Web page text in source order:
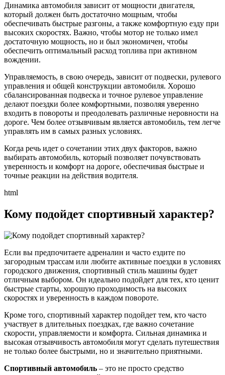
Динамика автомобиля зависит от мощности двигателя,
который должен быть достаточно мощным, чтобы
обеспечивать быстрые разгоны, а также комфортную езду при
высоких скоростях. Важно, чтобы мотор не только имел
достаточную мощность, но и был экономичен, чтобы
обеспечить оптимальный расход топлива при активном
вождении.
Управляемость, в свою очередь, зависит от подвески, рулевого
управления и общей конструкции автомобиля. Хорошо
сбалансированная подвеска и точное рулевое управление
делают поездки более комфортными, позволяя уверенно
входить в повороты и преодолевать различные неровности на
дороге. Чем более отзывчивым является автомобиль, тем легче
управлять им в самых разных условиях.
Когда речь идет о сочетании этих двух факторов, важно
выбирать автомобиль, который позволяет почувствовать
уверенность и комфорт на дороге, обеспечивая быстрые и
точные реакции на действия водителя.
html
Кому подойдет спортивный характер?
Если вы предпочитаете адреналин и часто ездите по
загородным трассам или любите активные поездки в условиях
городского движения, спортивный стиль машины будет
отличным выбором. Он идеально подойдет для тех, кто ценит
быстрые старты, хорошую проходимость на высоких
скоростях и уверенность в каждом повороте.
Кроме того, спортивный характер подойдет тем, кто часто
участвует в длительных поездках, где важно сочетание
скорости, управляемости и комфорта. Сильная динамика и
высокая отзывчивость автомобиля могут сделать путешествия
не только более быстрыми, но и значительно приятными.
Спортивный автомобиль – это не просто средство